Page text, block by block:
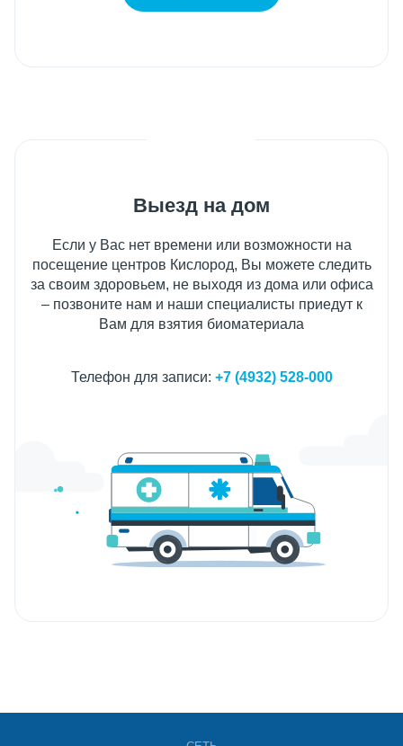
Выезд на дом
Если у Вас нет времени или возможности на
посещение центров Кислород, Вы можете следить
за своим здоровьем, не выходя из дома или офиса
– позвоните нам и наши специалисты приедут к
Вам для взятия биоматериала
Телефон для записи: +7 (4932) 528-000